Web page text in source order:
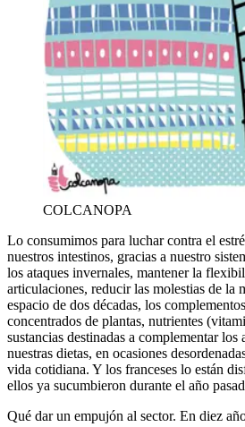
COLCANOPA
Lo consumimos para luchar contra el
nuestros intestinos, gracias a nuestro
los ataques invernales, mantener la
articulaciones, reducir las molestias de la
espacio de dos décadas, los
concentrados de plantas, nutrientes
sustancias destinadas a complementar los
nuestras dietas, en ocasiones
vida cotidiana. Y los franceses lo están
ellos ya sucumbieron durante el año
Qué dar un empujón al sector. En diez